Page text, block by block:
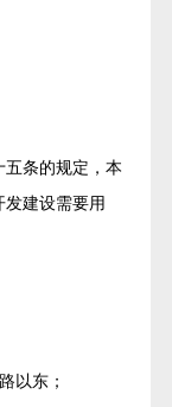
五条的规定，本
建设需要用
以东；